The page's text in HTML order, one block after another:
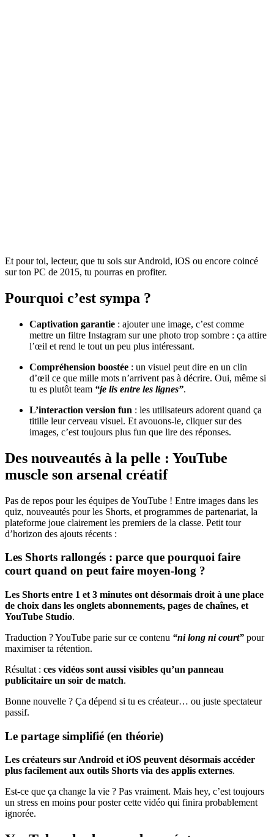
Et pour toi, lecteur, que tu sois sur Android, iOS ou encore coincé
sur ton PC de 2015, tu pourras en profiter.
Pourquoi c’est sympa ?
Captivation garantie : ajouter une image, c’est comme
mettre un filtre Instagram sur une photo trop sombre : ça attire
l’œil et rend le tout un peu plus intéressant.
Compréhension boostée : un visuel peut dire en un clin
d’œil ce que mille mots n’arrivent pas à décrire. Oui, même si
tu es plutôt team “je lis entre les lignes”.
L’interaction version fun : les utilisateurs adorent quand ça
titille leur cerveau visuel. Et avouons-le, cliquer sur des
images, c’est toujours plus fun que lire des réponses.
Des nouveautés à la pelle : YouTube
muscle son arsenal créatif
Pas de repos pour les équipes de YouTube ! Entre images dans les
quiz, nouveautés pour les Shorts, et programmes de partenariat, la
plateforme joue clairement les premiers de la classe. Petit tour
d’horizon des ajouts récents :
Les Shorts rallongés : parce que pourquoi faire
court quand on peut faire moyen-long ?
Les Shorts entre 1 et 3 minutes ont désormais droit à une place
de choix dans les onglets abonnements, pages de chaînes, et
YouTube Studio.
Traduction ? YouTube parie sur ce contenu “ni long ni court” pour
maximiser ta rétention.
Résultat : ces vidéos sont aussi visibles qu’un panneau
publicitaire un soir de match.
Bonne nouvelle ? Ça dépend si tu es créateur… ou juste spectateur
passif.
Le partage simplifié (en théorie)
Les créateurs sur Android et iOS peuvent désormais accéder
plus facilement aux outils Shorts via des applis externes.
Est-ce que ça change la vie ? Pas vraiment. Mais hey, c’est toujours
un stress en moins pour poster cette vidéo qui finira probablement
ignorée.